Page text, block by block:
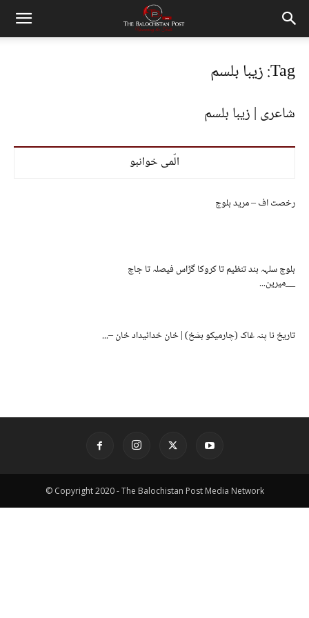
Tag: زیبا بلسم
شاعری | زیبا بلسم
الّمی خوانبو
رخصت اف – مرید بلوچ
بلوچ سلہہ بند تنظیم تا کروکا گڑاس فیصلہ تا جاچ
__میرین...
تاریخ نا پنہ غاک (چارمیکو بشخ) | خان خدائیداد خان –...
© Copyright 2020 - The Balochistan Post Media Network